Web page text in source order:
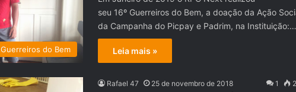
Guerreiros do Bem
seu 16º Guerreiros do Bem, a doação da Ação
da Campanha do Picpay e Padrim, na Instituição:…
Leia mais »
Rafael 47 25 de novembro de 2018 1